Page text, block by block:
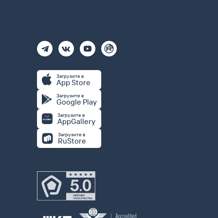
Загрузите в
App Store
Загрузите в
Google Play
Загрузите в
AppGallery
Загрузите в
RuStore